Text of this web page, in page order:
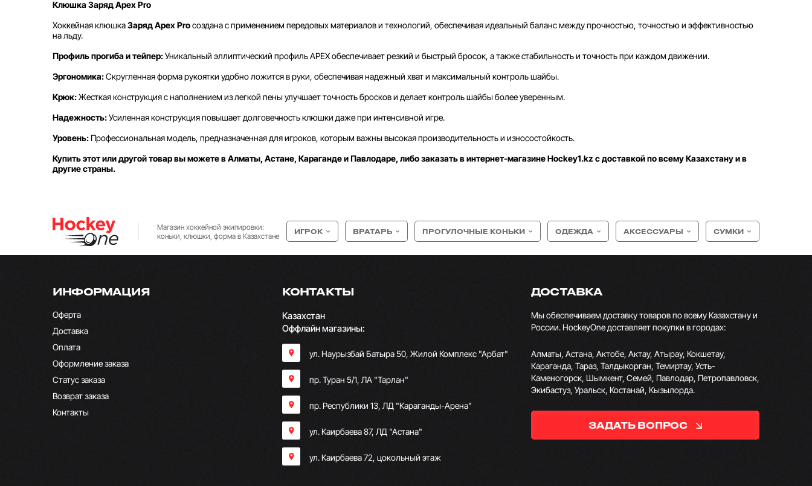
Клюшка Заряд Apex Pro
Хоккейная клюшкаЗаряд Apex Proсоздана с применением передовых материалов и технологий, обеспечивая идеальный баланс между прочностью, точностью и эффективностью
на льду.
Профиль прогиба и тейпер:Уникальный эллиптический профиль APEX обеспечивает резкий и быстрый бросок, а также стабильность и точность при каждом движении.
Эргономика:Скругленная форма рукоятки удобно ложится в руки, обеспечивая надежный хват и максимальный контроль шайбы.
Крюк:Жесткая конструкция с наполнением из легкой пены улучшает точность бросков и делает контроль шайбы более уверенным.
Надежность:Усиленная конструкция повышает долговечность клюшки даже при интенсивной игре.
Уровень: Профессиональная модель, предназначенная для игроков, которым важны высокая производительность и износостойкость.
Купить этот или другой товар вы можете в Алматы, Астане, Караганде и Павлодаре, либо заказать в интернет-магазине Hockey1.kz с доставкой по всему Казахстану и в
другие страны.
Магазин хоккейной экипировки:
коньки, клюшки, форма в Казахстане
ИГРОК ВРАТАРЬ ПРОГУЛОЧНЫЕ КОНЬКИ ОДЕЖДА АКСЕССУАРЫ СУМКИ
ИНФОРМАЦИЯ
Оферта
Доставка
Оплата
Оформление заказа
Статус заказа
Возврат заказа
Контакты
КОНТАКТЫ
Казахстан
Оффлайн магазины:
ул. Наурызбай Батыра 50, Жилой Комплекс "Арбат"
пр. Туран 5/1, ЛА "Тарлан"
пр. Республики 13, ​ЛД "Караганды-Арена"
ул. Каирбаева 87, ЛД "Астана"
ул. Каирбаева 72, цокольный этаж
ДОСТАВКА
Мы обеспечиваем доставку товаров по всему Казахстану и
России. HockeyOne доставляет покупки в городах:
Алматы, Астана, Актобе, Актау, Атырау, Кокшетау,
Караганда, Тараз, Талдыкорган, Темиртау, Усть-
Каменогорск, Шымкент, Семей, Павлодар, Петропавловск,
Экибастуз, Уральск, Костанай, Кызылорда.
ЗАДАТЬ ВОПРОС